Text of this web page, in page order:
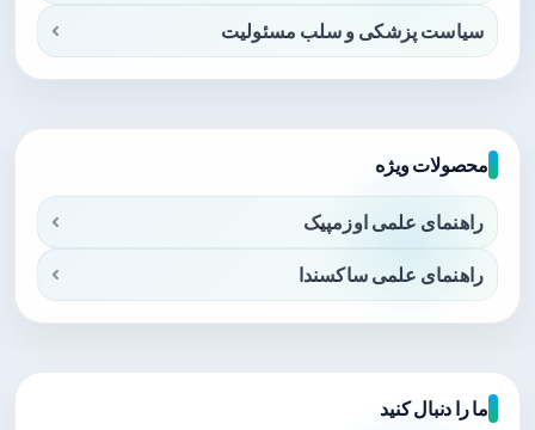
سیاست پزشکی و سلب مسئولیت
محصولات ویژه
راهنمای علمی اوزمپیک
راهنمای علمی ساکسندا
ما را دنبال کنید